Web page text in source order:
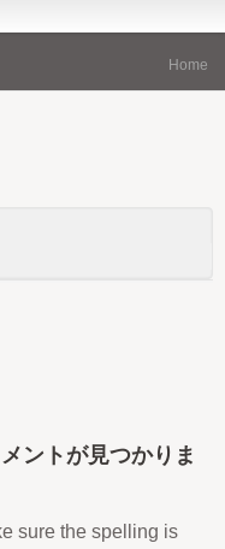
Home
ントが見つかりま
sure the spelling is